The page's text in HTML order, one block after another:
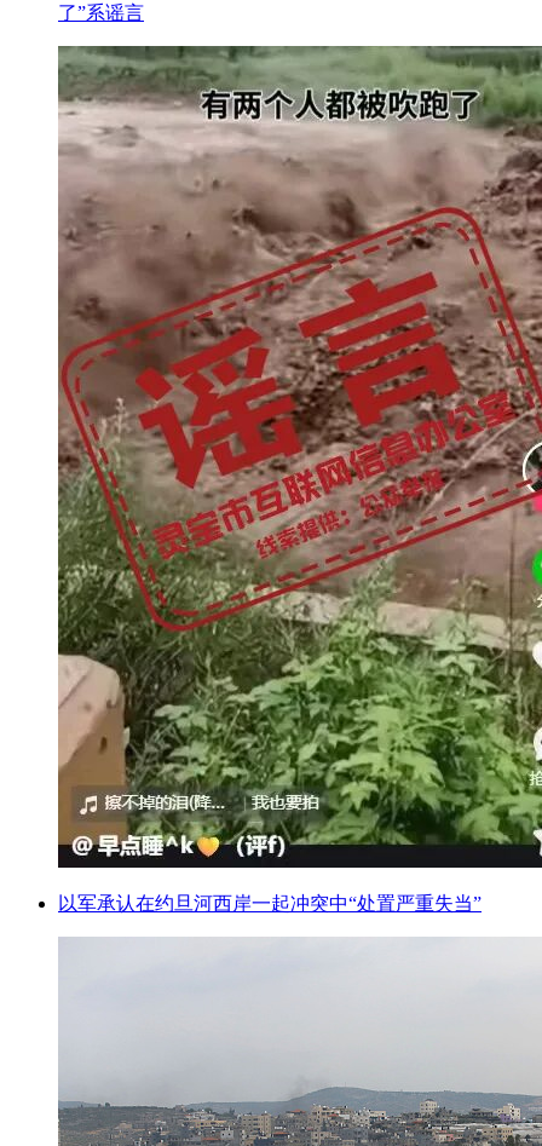
了”系谣言
以军承认在约旦河西岸一起冲突中“处置严重失当”